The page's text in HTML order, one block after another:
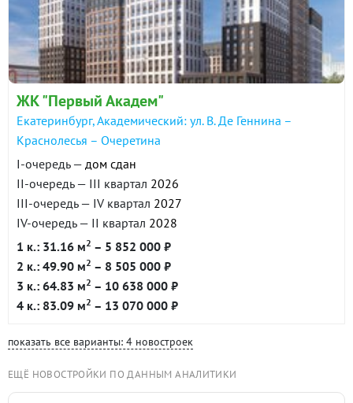
ЖК "Первый Академ"
Екатеринбург, Академический: ул. В. Де Геннина –
Краснолесья – Очеретина
I-очередь — дом сдан
II-очередь — III квартал 2026
III-очередь — IV квартал 2027
IV-очередь — II квартал 2028
1 к.: 31.16 м2 – 5 852 000 ₽
2 к.: 49.90 м2 – 8 505 000 ₽
3 к.: 64.83 м2 – 10 638 000 ₽
4 к.: 83.09 м2 – 13 070 000 ₽
показать все варианты: 4 новостроек
ЕЩЁ НОВОСТРОЙКИ ПО ДАННЫМ АНАЛИТИКИ